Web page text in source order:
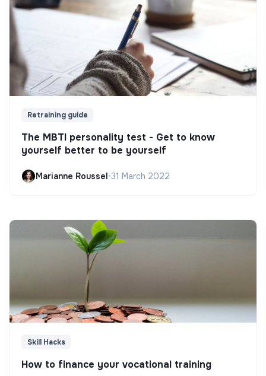
Retraining guide
The MBTI personality test - Get to know
yourself better to be yourself
Marianne Roussel•31 March 2022
Skill Hacks
How to finance your vocational training